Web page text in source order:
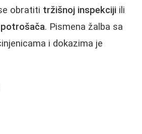
obratiti tržišnoj inspekciji ili
. Pismena žalba sa
i dokazima je